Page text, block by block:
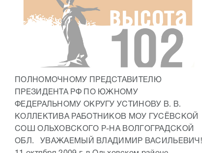
ПОЛНОМОЧНОМУ ПРЕДСТАВИТЕЛЮ
ПРЕЗИДЕНТА РФ ПО ЮЖНОМУ
ФЕДЕРАЛЬНОМУ ОКРУГУ УСТИНОВУ В. В.
КОЛЛЕКТИВА РАБОТНИКОВ МОУ ГУСЁВСКОЙ
СОШ ОЛЬХОВСКОГО Р-НА ВОЛГОГРАДСКОЙ
ОБЛ. УВАЖАЕМЫЙ ВЛАДИМИР ВАСИЛЬЕВИЧ!